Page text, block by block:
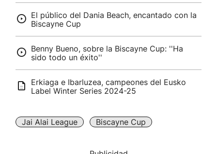
El público del Dania Beach, encantado con la
Biscayne Cup
Benny Bueno, sobre la Biscayne Cup: ''Ha
sido todo un éxito''
Erkiaga e Ibarluzea, campeones del Eusko
Label Winter Series 2024-25
Jai Alai League Biscayne Cup